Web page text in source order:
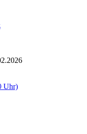
Uhr)